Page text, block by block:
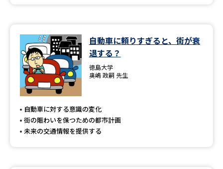
自動車に頼りすぎると、街が衰
退する？
徳島大学
奥嶋 政嗣 先生
自動車に対する意識の変化
街の賑わいを保つための都市計画
未来の交通情報を提供する